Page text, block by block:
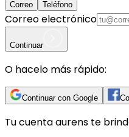
Correo Teléfono
Correo electrónico
Continuar
O hacelo más rápido:
Continuar con Google
Tu cuentaaurens te